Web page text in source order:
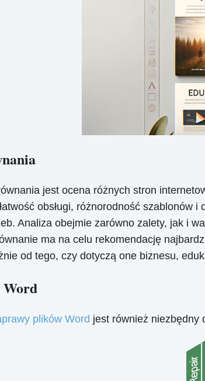
jest ocena różnych stron
obsługi, różnorodność
Analiza obejmie zarówno zalety, jak i
ma na celu rekomendację
od tego, czy dotyczą one biznesu,
Word
plików Word jest również niezbędny